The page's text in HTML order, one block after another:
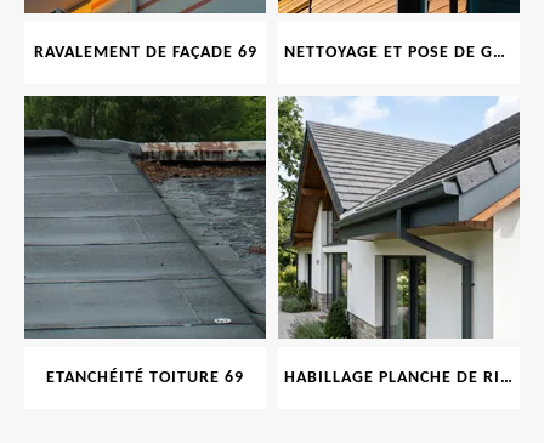
RAVALEMENT DE FAÇADE 69 NETTOYAGE ET POSE DE GOUTTIÈRE 69
ETANCHÉITÉ TOITURE 69 HABILLAGE PLANCHE DE RIVE 69